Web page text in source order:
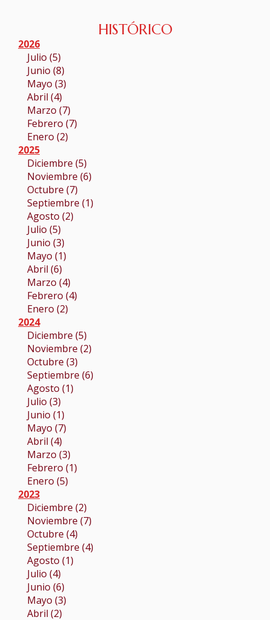
HISTÓRICO
2026
Julio (5)
Junio (8)
Mayo (3)
Abril (4)
Marzo (7)
Febrero (7)
Enero (2)
2025
Diciembre (5)
Noviembre (6)
Octubre (7)
Septiembre (1)
Agosto (2)
Julio (5)
Junio (3)
Mayo (1)
Abril (6)
Marzo (4)
Febrero (4)
Enero (2)
2024
Diciembre (5)
Noviembre (2)
Octubre (3)
Septiembre (6)
Agosto (1)
Julio (3)
Junio (1)
Mayo (7)
Abril (4)
Marzo (3)
Febrero (1)
Enero (5)
2023
Diciembre (2)
Noviembre (7)
Octubre (4)
Septiembre (4)
Agosto (1)
Julio (4)
Junio (6)
Mayo (3)
Abril (2)